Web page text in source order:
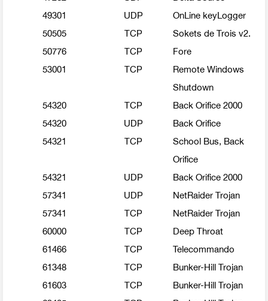
49301
UDP
OnLine keyLogger
50505
TCP
Sokets de Trois v2.
50776
TCP
Fore
53001
TCP
Remote Windows
Shutdown
54320
TCP
Back Orifice 2000
54320
UDP
Back Orifice
54321
TCP
School Bus, Back
Orifice
54321
UDP
Back Orifice 2000
57341
UDP
NetRaider Trojan
57341
TCP
NetRaider Trojan
60000
TCP
Deep Throat
61466
TCP
Telecommando
61348
TCP
Bunker-Hill Trojan
61603
TCP
Bunker-Hill Trojan